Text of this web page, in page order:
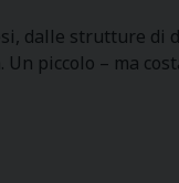
dalle strutture di
piccolo – ma